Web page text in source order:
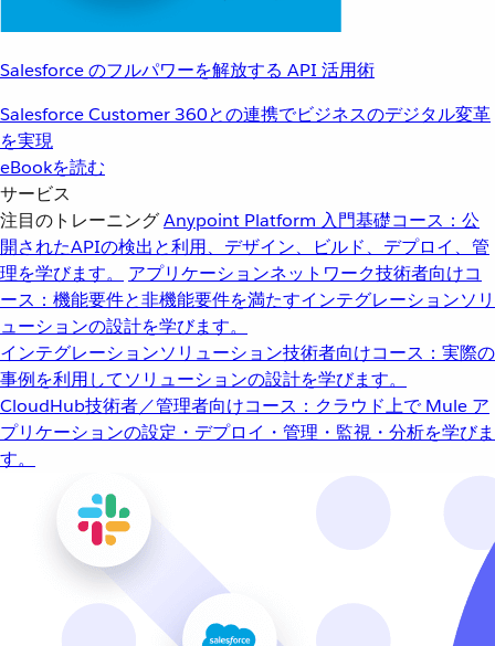
Salesforce のフルパワーを解放する API 活用術
Salesforce Customer 360との連携でビジネスのデジタル変革
を実現
eBookを読む
サービス
注目のトレーニングAnypoint Platform 入門基礎コース：公
開されたAPIの検出と利用、デザイン、ビルド、デプロイ、管
理を学びます。
アプリケーションネットワーク技術者向けコ
ース：機能要件と非機能要件を満たすインテグレーションソリ
ューションの設計を学びます。
インテグレーションソリューション技術者向けコース：実際の
事例を利用してソリューションの設計を学びます。
CloudHub技術者／管理者向けコース：クラウド上で Mule ア
プリケーションの設定・デプロイ・管理・監視・分析を学びま
す。